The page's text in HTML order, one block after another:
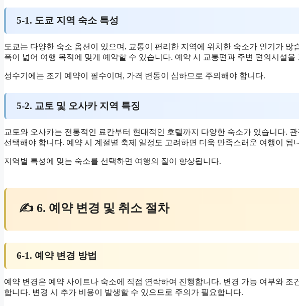
5-1. 도쿄 지역 숙소 특성
도쿄는 다양한 숙소 옵션이 있으며, 교통이 편리한 지역에 위치한 숙소가 인기가
폭이 넓어 여행 목적에 맞게 예약할 수 있습니다. 예약 시 교통편과 주변 편의시설을
성수기에는 조기 예약이 필수이며, 가격 변동이 심하므로 주의해야 합니다.
5-2. 교토 및 오사카 지역 특징
교토와 오사카는 전통적인 료칸부터 현대적인 호텔까지 다양한 숙소가 있습니다.
선택해야 합니다. 예약 시 계절별 축제 일정도 고려하면 더욱 만족스러운 여행이 됩
지역별 특성에 맞는 숙소를 선택하면 여행의 질이 향상됩니다.
✍ 6. 예약 변경 및 취소 절차
6-1. 예약 변경 방법
예약 변경은 예약 사이트나 숙소에 직접 연락하여 진행합니다. 변경 가능 여부와
합니다. 변경 시 추가 비용이 발생할 수 있으므로 주의가 필요합니다.